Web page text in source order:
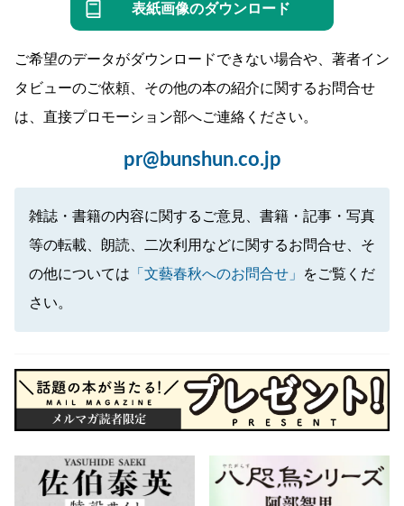
表紙画像のダウンロード
ご希望のデータがダウンロードできない場合や、著者イン
タビューのご依頼、その他の本の紹介に関するお問合せ
は、直接プロモーション部へご連絡ください。
pr@bunshun.co.jp
雑誌・書籍の内容に関するご意見、書籍・記事・写真
等の転載、朗読、二次利用などに関するお問合せ、そ
の他については 「文藝春秋へのお問合せ」
をご覧くだ
さい。